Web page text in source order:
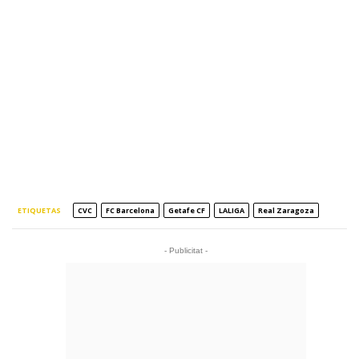
ETIQUETAS CVC FC Barcelona Getafe CF LALIGA Real Zaragoza
- Publicitat -